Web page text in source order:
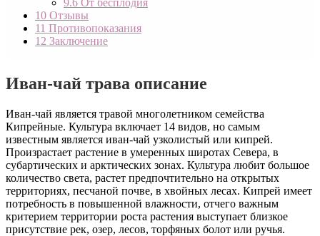
10 Отзывы
11 Противопоказания
12 Заключение
Иван-чай трава описание
Иван-чай является травой многолетником семейства
Кипрейные. Культура включает 14 видов, но самым
известным является иван-чай узколистый или кипрей.
Произрастает растение в умеренных широтах Севера, в
субартических и арктических зонах. Культура любит большое
количество света, растет предпочтительно на открытых
территориях, песчаной почве, в хвойных лесах. Кипрей имеет
потребность в повышенной влажности, отчего важным
критерием территории роста растения выступает близкое
присутствие рек, озер, лесов, торфяных болот или ручья.